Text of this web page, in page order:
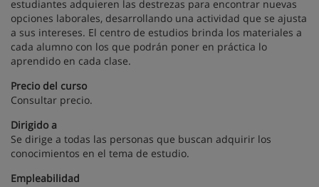
estudiantes adquieren las destrezas para encontrar nuevas
opciones laborales, desarrollando una actividad que se ajusta
a sus intereses. El centro de estudios brinda los materiales a
cada alumno con los que podrán poner en práctica lo
aprendido en cada clase.
Precio del curso
Consultar precio.
Dirigido a
Se dirige a todas las personas que buscan adquirir los
conocimientos en el tema de estudio.
Empleabilidad